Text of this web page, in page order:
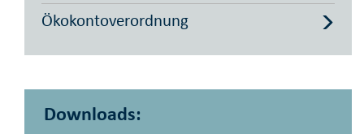
Ökokontoverordnung
Downloads: